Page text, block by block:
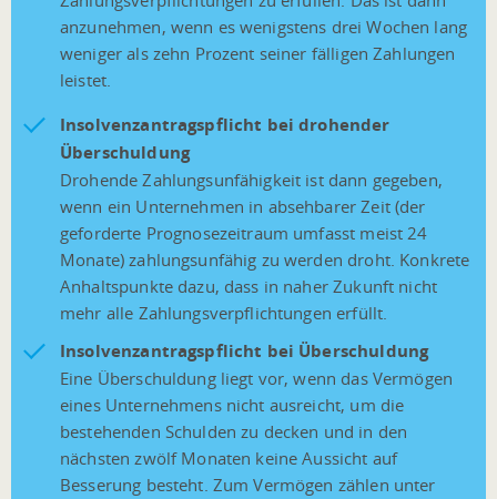
anzunehmen, wenn es wenigstens drei Wochen lang
weniger als zehn Prozent seiner fälligen Zahlungen
leistet.
Insolvenzantragspflicht bei drohender
Überschuldung
Drohende Zahlungsunfähigkeit ist dann gegeben,
wenn ein Unternehmen in absehbarer Zeit (der
geforderte Prognosezeitraum umfasst meist 24
Monate) zahlungsunfähig zu werden droht. Konkrete
Anhaltspunkte dazu, dass in naher Zukunft nicht
mehr alle Zahlungsverpflichtungen erfüllt.
Insolvenzantragspflicht bei Überschuldung
Eine Überschuldung liegt vor, wenn das Vermögen
eines Unternehmens nicht ausreicht, um die
bestehenden Schulden zu decken und in den
nächsten zwölf Monaten keine Aussicht auf
Besserung besteht. Zum Vermögen zählen unter